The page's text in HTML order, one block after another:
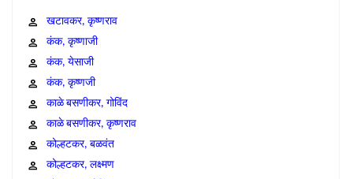
खटावकर, कृष्णराव
कंक, कृष्णाजी
कंक, येसाजी
कंक, कृष्णजी
काळे बसणीकर, गोविंद
काळे बसणीकर, कृष्णराव
कोल्हटकर, बळवंत
कोल्हटकर, लक्ष्मण